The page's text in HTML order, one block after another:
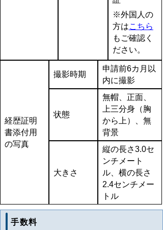
※外国人の
方はこちら
もご確認く
ださい。
経歴証明
書添付用
の写真
撮影時期
申請前6カ月以
内に撮影
状態
無帽、正面、
上三分身（胸
から上）、無
背景
大きさ
縦の長さ3.0セ
ンチメート
ル、横の長さ
2.4センチメー
トル
手数料